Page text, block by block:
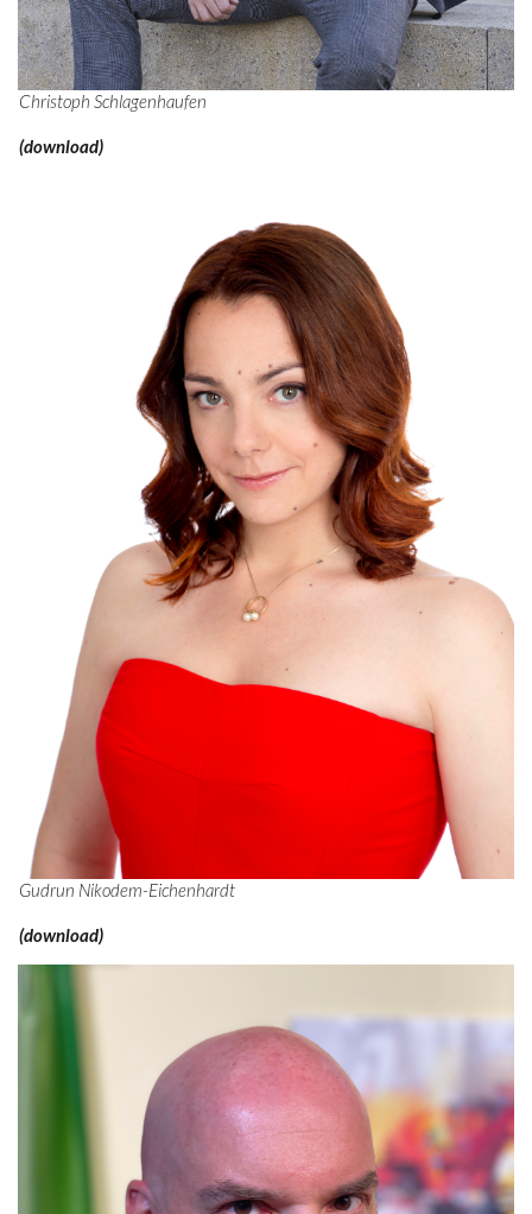
Christoph Schlagenhaufen
(download)
Gudrun Nikodem-Eichenhardt
(download)